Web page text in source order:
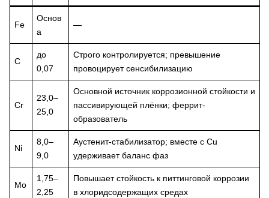
Fe
Основ
а
—
C
до
0,07
Строго контролируется; превышение
провоцирует сенсибилизацию
Cr
23,0–
25,0
Основной источник коррозионной стойкости и
пассивирующей плёнки; феррит-
образователь
Ni
8,0–
9,0
Аустенит-стабилизатор; вместе с Cu
удерживает баланс фаз
Mo
1,75–
2,25
Повышает стойкость к питтинговой коррозии
в хлоридсодержащих средах